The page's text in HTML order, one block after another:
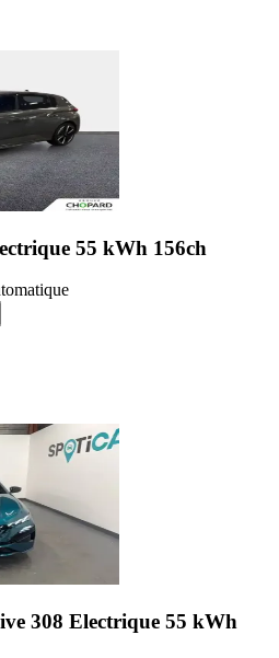
55 kWh 156ch
308 Electrique 55 kWh